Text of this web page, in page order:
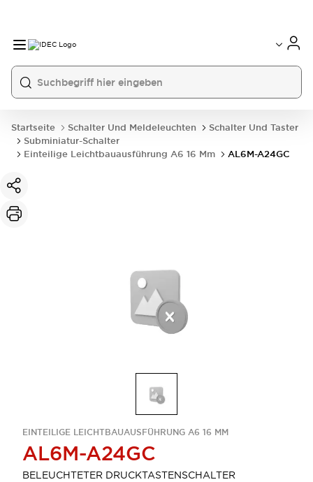
Startseite Schalter Und Meldeleuchten
Schalter Und Taster
Subminiatur-Schalter
Einteilige Leichtbauausführung A6 16 Mm
AL6M-A24GC
EINTEILIGE LEICHTBAUAUSFÜHRUNG A6 16 MM
AL6M-A24GC
BELEUCHTETER DRUCKTASTENSCHALTER